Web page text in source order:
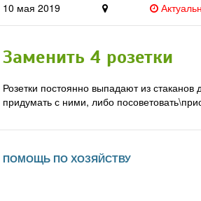
10 мая 2019
Заменить 4 розетки
Розетки постоянно выпадают из
придумать с ними, либо
ПОМОЩЬ ПО ХОЗЯЙСТВУ